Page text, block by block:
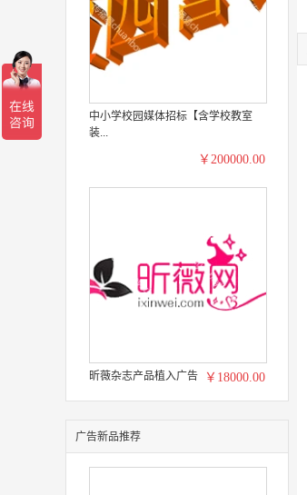
中小学校园媒体招标【含学校教室
装...
￥200000.00
昕薇杂志产品植入广告 ￥18000.00
广告新品推荐